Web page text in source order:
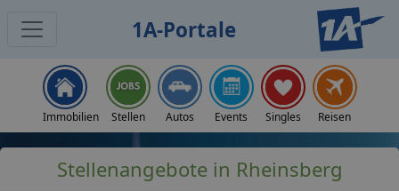
1A-Portale
Immobilien Stellen Autos Events Singles Reisen
Stellenangebote in Rheinsberg